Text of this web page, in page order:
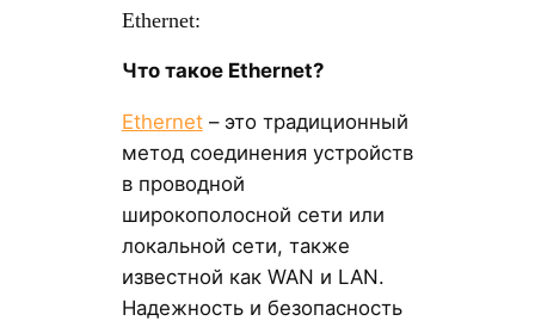
Ethernet:
Что такое Ethernet?
Ethernet– это традиционный
метод соединения устройств
в проводной
широкополосной сети или
локальной сети, также
известной как WAN и LAN.
Надежность и безопасность